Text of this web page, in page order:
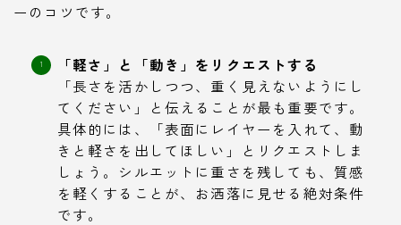
ーのコツです。
「軽さ」と「動き」をリクエストする
「長さを活かしつつ、重く見えないようにし
てください」と伝えることが最も重要です。
具体的には、「表面にレイヤーを入れて、動
きと軽さを出してほしい」とリクエストしま
しょう。シルエットに重さを残しても、質感
を軽くすることが、お洒落に見せる絶対条件
です。